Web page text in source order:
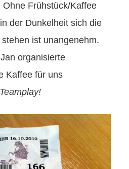
Frühstück/Kaffee
der Dunkelheit sich die
ist unangenehm.
organisierte
Kaffee für uns